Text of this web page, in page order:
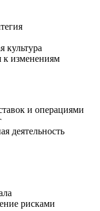
культура
к изменениям
и операциями
деятельность
рисками